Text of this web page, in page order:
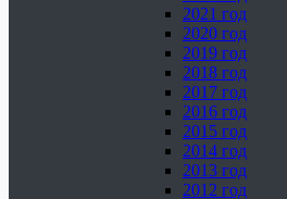
2021 год
2020 год
2019 год
2018 год
2017 год
2016 год
2015 год
2014 год
2013 год
2012 год